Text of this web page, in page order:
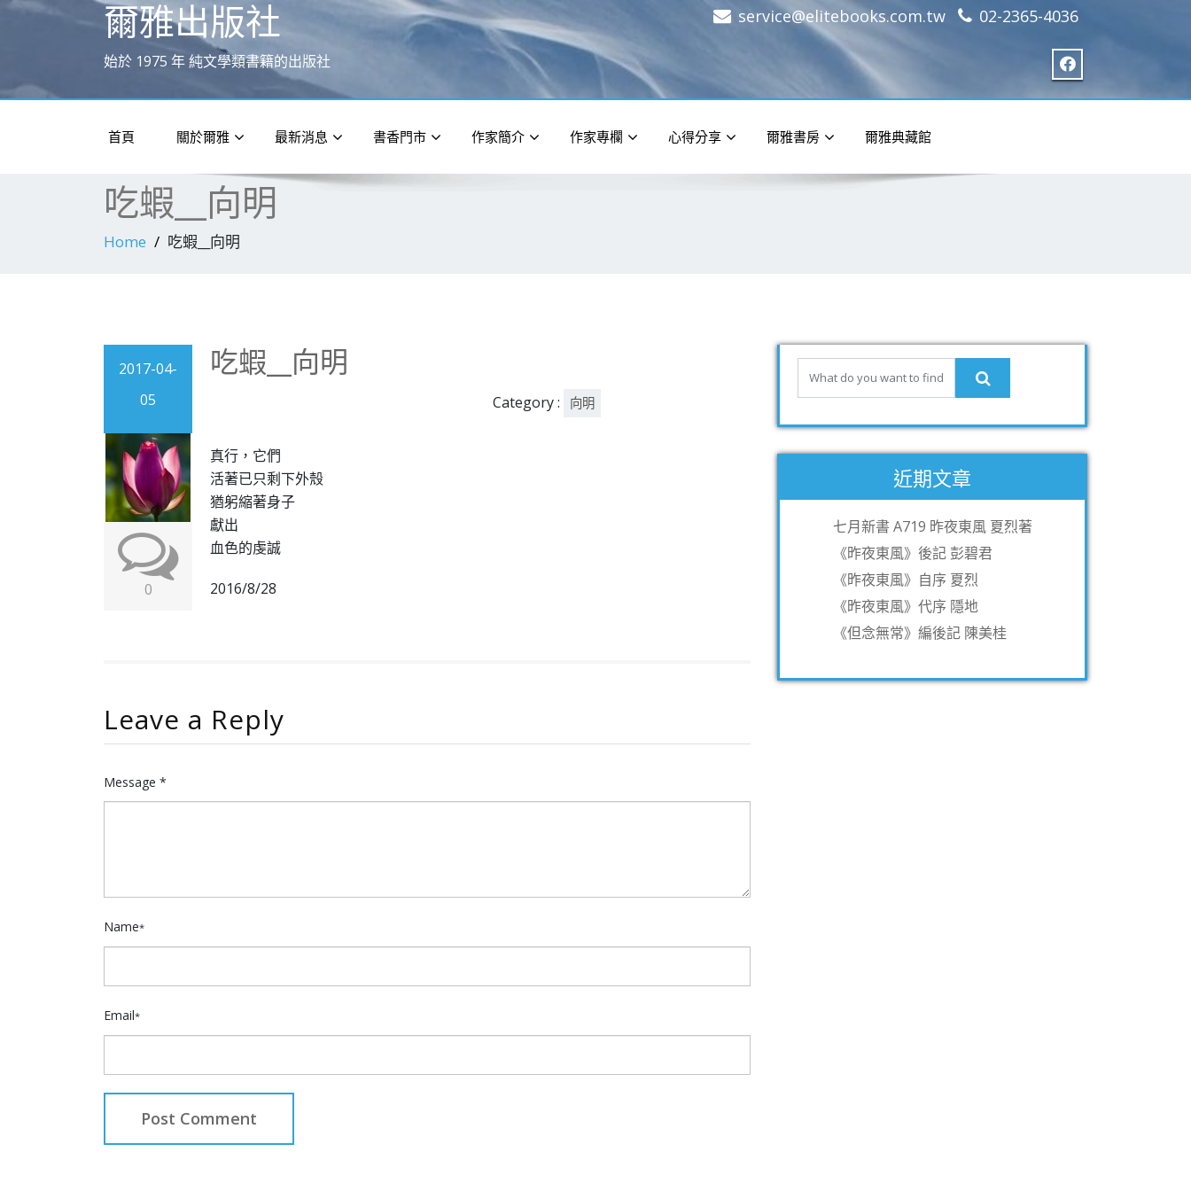
爾雅出版社
始於 1975 年 純文學類書籍的出版社
service@elitebooks.com.tw 02-2365-4036
首頁 關於爾雅 最新消息 書香門市 作家簡介 作家專欄 心得分享 爾雅書房 爾雅典藏館
吃蝦__向明
Home 吃蝦__向明
2017-04-
05
0
吃蝦__向明
Category : 向明
真行，它們
活著已只剩下外殼
猶躬縮著身子
獻出
血色的虔誠
2016/8/28
Leave a Reply
Message *
Name*
Email*
近期文章
七月新書 A719 昨夜東風 夏烈著
《昨夜東風》後記 彭碧君
《昨夜東風》自序 夏烈
《昨夜東風》代序 隱地
《但念無常》編後記 陳美桂